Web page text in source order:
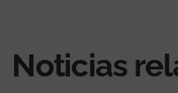
Noticias